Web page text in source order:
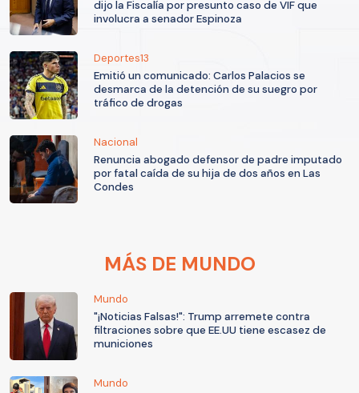
dijo la Fiscalía por presunto caso de VIF que
involucra a senador Espinoza
Deportes13
Emitió un comunicado: Carlos Palacios se
desmarca de la detención de su suegro por
tráfico de drogas
Nacional
Renuncia abogado defensor de padre imputado
por fatal caída de su hija de dos años en Las
Condes
MÁS DE MUNDO
Mundo
"¡Noticias Falsas!": Trump arremete contra
filtraciones sobre que EE.UU tiene escasez de
municiones
Mundo